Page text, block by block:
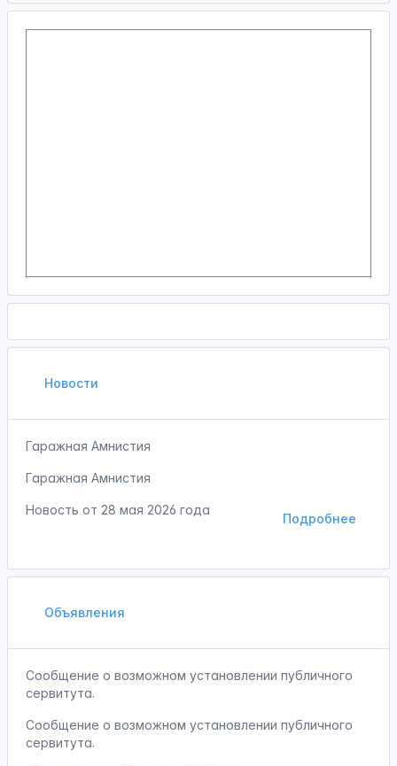
Новости
Гаражная Амнистия
Гаражная Амнистия
Подробнее
Новость от 28 мая 2026 года
Объявления
Сообщение о возможном установлении публичного
сервитута.
Сообщение о возможном установлении публичного
сервитута.